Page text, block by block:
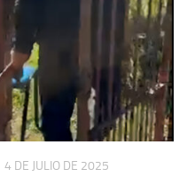
4 DE JULIO DE 2025